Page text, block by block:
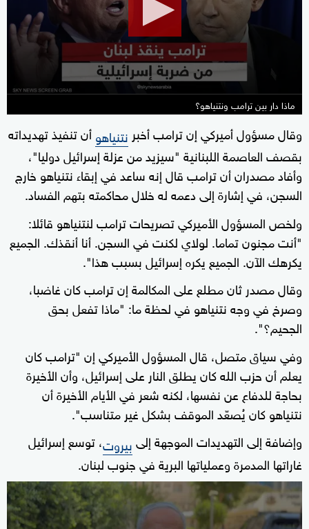
3
seconds
ماذا دار بين ترامب ونتنياهو؟
وقال مسؤول أميركي إن ترامب أخبر نتنياهوأن تنفيذ تهديداته
بقصف العاصمة اللبنانية "سيزيد من عزلة إسرائيل دوليا"،
وأفاد مصدران أن ترامب قال إنه ساعد في إبقاء نتنياهو خارج
السجن، في إشارة إلى دعمه له خلال محاكمته بتهم الفساد.
ولخص المسؤول الأميركي تصريحات ترامب لنتنياهو قائلا:
"أنت مجنون تماما. لولاي لكنت في السجن. أنا أنقذك. الجميع
يكرهك الآن. الجميع يكره إسرائيل بسبب هذا".
وقال مصدر ثان مطلع على المكالمة إن ترامب كان غاضبا،
وصرخ في وجه نتنياهو في لحظة ما: "ماذا تفعل بحق
الجحيم؟".
وفي سياق متصل، قال المسؤول الأميركي إن "ترامب كان
يعلم أن حزب الله كان يطلق النار على إسرائيل، وأن الأخيرة
بحاجة للدفاع عن نفسها، لكنه شعر في الأيام الأخيرة أن
نتنياهو كان يُصعّد الموقف بشكل غير متناسب".
وإضافة إلى التهديدات الموجهة إلىبيروت، توسع إسرائيل
غاراتها المدمرة وعملياتها البرية في جنوب لبنان.
0
seconds
of